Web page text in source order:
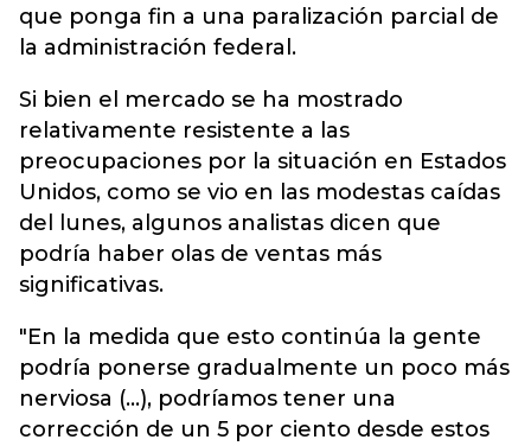
que ponga fin a una paralización parcial de
la administración federal.
Si bien el mercado se ha mostrado
relativamente resistente a las
preocupaciones por la situación en Estados
Unidos, como se vio en las modestas caídas
del lunes, algunos analistas dicen que
podría haber olas de ventas más
significativas.
"En la medida que esto continúa la gente
podría ponerse gradualmente un poco más
nerviosa (...), podríamos tener una
corrección de un 5 por ciento desde estos